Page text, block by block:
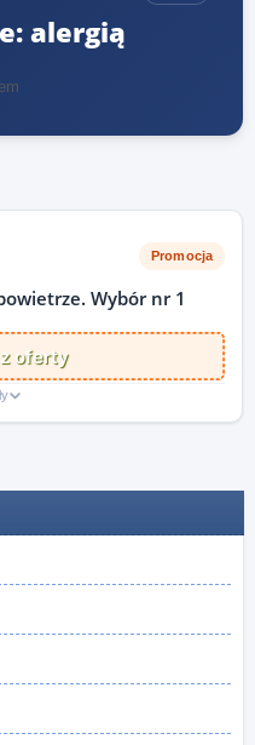
alergią
Promocja
Wybór nr 1
oferty